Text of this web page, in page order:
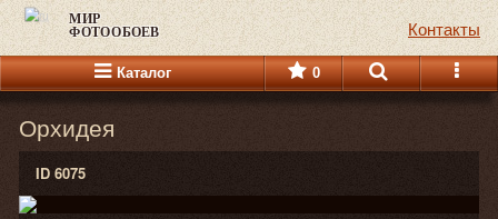
МИР
ФОТООБОЕВ Контакты
Каталог 0
Орхидея
ID 6075